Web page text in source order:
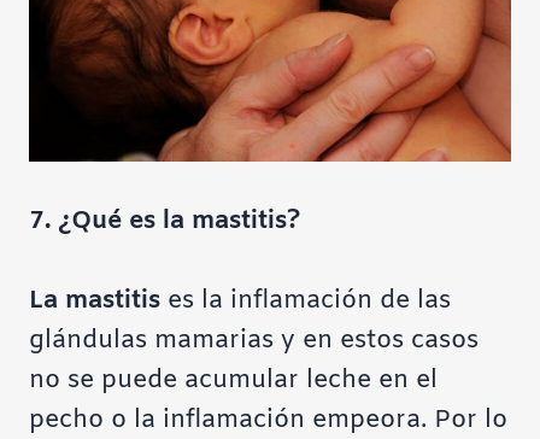
7. ¿Qué es la mastitis?
La mastitis es la inflamación de las
glándulas mamarias y en estos casos
no se puede acumular leche en el
pecho o la inflamación empeora. Por lo